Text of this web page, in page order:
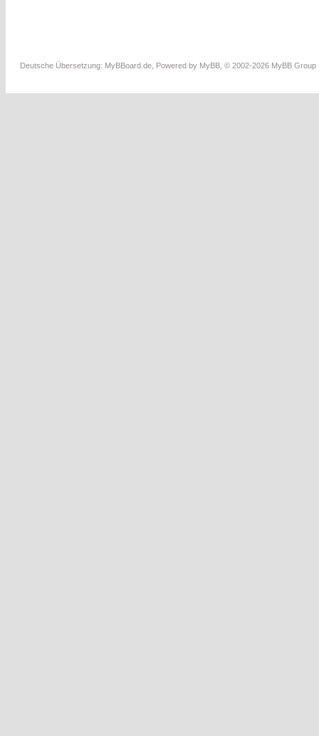
Deutsche Übersetzung: MyBBoard.de , Powered by MyBB , © 2002-2026 MyBB Group